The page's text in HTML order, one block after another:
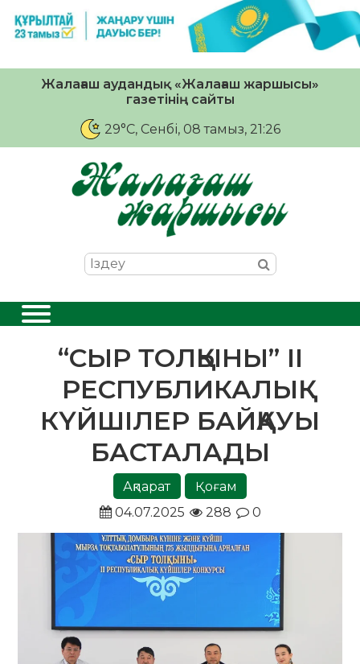
Жалағаш аудандық «Жалағаш жаршысы»
газетінің сайты
29°C, Сенбі, 08 тамыз, 21:26
“СЫР ТОЛҚЫНЫ” ІІ
РЕСПУБЛИКАЛЫҚ
КҮЙШІЛЕР БАЙҚАУЫ
БАСТАЛАДЫ
Ақпарат
Қоғам
04.07.2025
288 0